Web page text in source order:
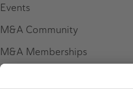
Events
M&A Community
M&A Memberships